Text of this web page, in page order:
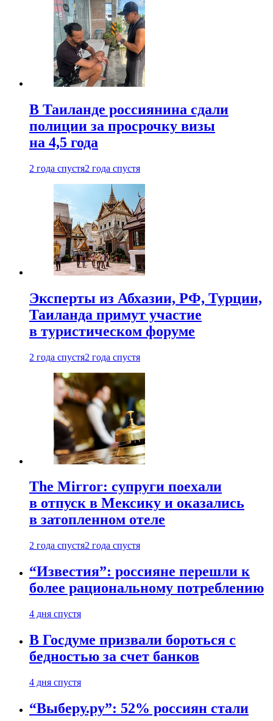
В Таиланде россиянина сдали
полиции за просрочку визы
на 4,5 года
2 года спустя2 года спустя
Эксперты из Абхазии, РФ, Турции,
Таиланда примут участие
в туристическом форуме
2 года спустя2 года спустя
The Mirror: супруги поехали
в отпуск в Мексику и оказались
в затопленном отеле
2 года спустя2 года спустя
“Известия”: россияне перешли к
более рациональному потреблению
4 дня спустя
В Госдуме призвали бороться с
бедностью за счет банков
4 дня спустя
“Выберу.ру”: 52% россиян стали